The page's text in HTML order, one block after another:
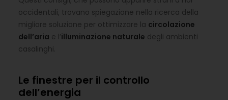
occidentali, trovano spiegazione nella ricerca della
migliore soluzione per ottimizzare la circolazione
dell’aria e l’illuminazione naturale degli ambienti
casalinghi.
Le finestre per il controllo
dell’energia